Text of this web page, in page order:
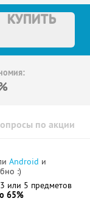
КУПИТЬ
по акции
Android и
:)
или 5 предметов
65%